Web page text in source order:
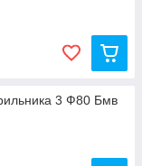
3 Ф80 Бмв